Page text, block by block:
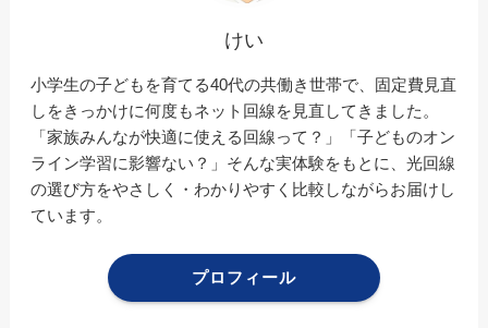
けい
小学生の子どもを育てる40代の共働き世帯で、固定費見直
しをきっかけに何度もネット回線を見直してきました。
「家族みんなが快適に使える回線って？」「子どものオン
ライン学習に影響ない？」そんな実体験をもとに、光回線
の選び方をやさしく・わかりやすく比較しながらお届けし
ています。
プロフィール